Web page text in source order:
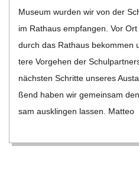
Museum wur­den wir von der
im Rat­haus emp­fan­gen. Vor
durch das Rat­haus bekom­men
tere Vor­ge­hen der
nächs­ten Schritte unse­res
ßend haben wir gemein­sam
sam aus­klin­gen las­sen. Matteo